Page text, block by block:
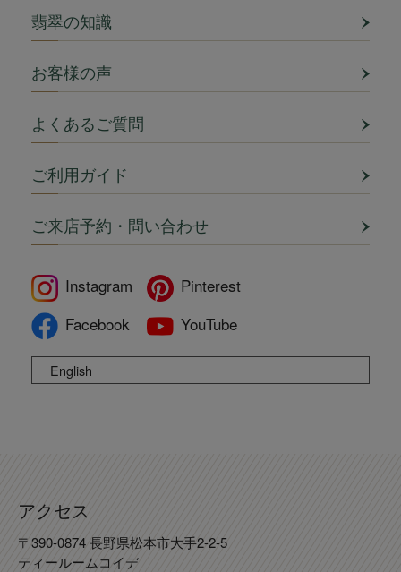
翡翠の知識
お客様の声
よくあるご質問
ご利用ガイド
ご来店予約・問い合わせ
Instagram
Pinterest
Facebook
YouTube
English
アクセス
〒390-0874 長野県松本市大手2-2-5
ティールームコイデ